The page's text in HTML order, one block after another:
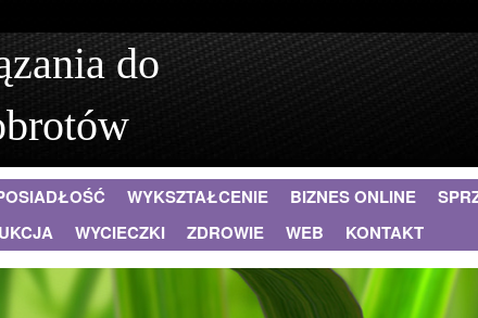
do
WYKSZTAŁCENIE BIZNES ONLINE
WYCIECZKI ZDROWIE WEB KONTAKT